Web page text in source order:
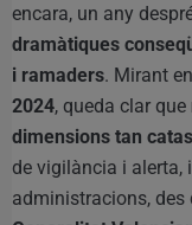
encara, un any
dramàtiques
i ramaders. Mirant
2024, queda clar que
dimensions tan
de vigilància i alerta,
administracions, des